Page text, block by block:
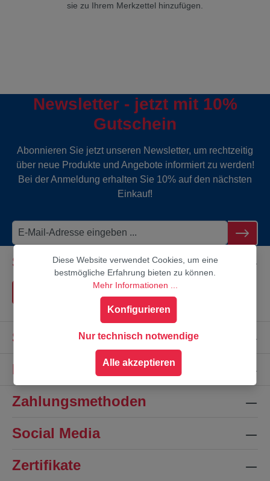
sie zu Ihrem Merkzettel hinzufügen.
Newsletter - jetzt mit 10%
Gutschein
Abonnieren Sie jetzt unseren Newsletter, um rechtzeitig
über neue Produkte und Angebote informiert zu werden!
Bei der Anmeldung erhalten Sie 10% auf den nächsten
Einkauf!
Service-Hotline
Shop-Service
Informationen
Zahlungsmethoden
Social Media
Zertifikate
Diese Website verwendet Cookies, um eine
bestmögliche Erfahrung bieten zu können.
Mehr Informationen ...
Nur technisch notwendige
Konfigurieren
Alle akzeptieren